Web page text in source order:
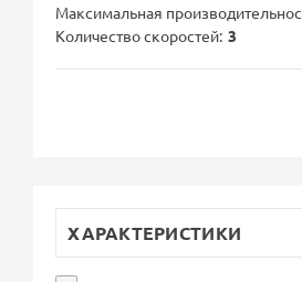
Максимальная
Количество скоростей 3
ХАРАКТЕРИСТИКИ